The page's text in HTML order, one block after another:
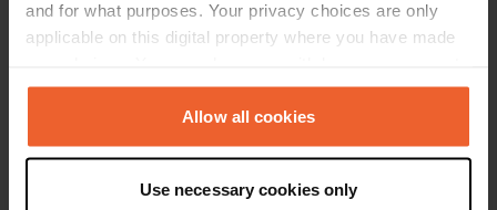
and for what purposes. Your privacy choices are only
applicable on this digital property where you have made
any time from the Cookie Declaration or by clicking on
the Privacy trigger icon.
Collect information about your geographical location
Allow all cookies
Use necessary cookies only
Coordonnées
Copie
49.46323 4.63035
Code du site